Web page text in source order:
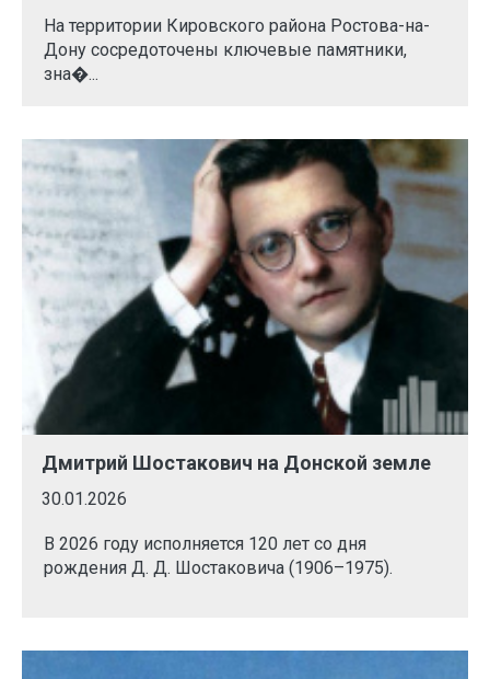
На территории Кировского района Ростова-на-
Дону сосредоточены ключевые памятники,
зна�...
Дмитрий Шостакович на Донской земле
30.01.2026
В 2026 году исполняется 120 лет со дня
рождения Д. Д. Шостаковича (1906–1975).